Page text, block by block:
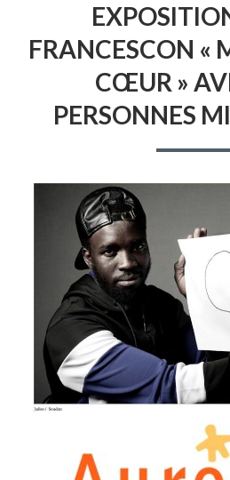
FRANCESCON «
CŒUR »
PERSONNES